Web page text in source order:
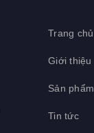
Trang chủ
Giới thiệu
Sản phẩm
Tin tức